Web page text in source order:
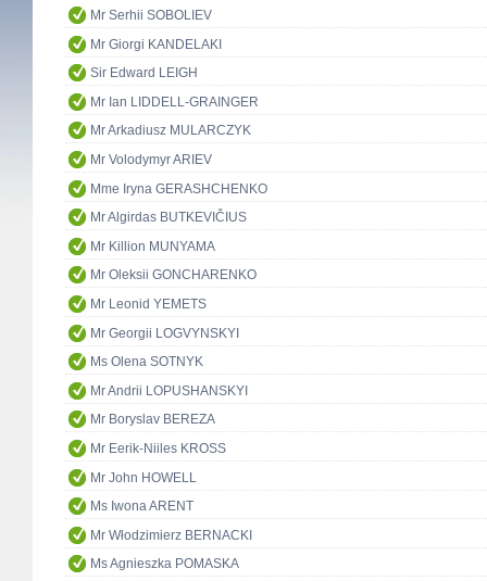
Mr Serhii SOBOLIEV
Mr Giorgi KANDELAKI
Sir Edward LEIGH
Mr Ian LIDDELL-GRAINGER
Mr Arkadiusz MULARCZYK
Mr Volodymyr ARIEV
Mme Iryna GERASHCHENKO
Mr Algirdas BUTKEVIČIUS
Mr Killion MUNYAMA
Mr Oleksii GONCHARENKO
Mr Leonid YEMETS
Mr Georgii LOGVYNSKYI
Ms Olena SOTNYK
Mr Andrii LOPUSHANSKYI
Mr Boryslav BEREZA
Mr Eerik-Niiles KROSS
Mr John HOWELL
Ms Iwona ARENT
Mr Włodzimierz BERNACKI
Ms Agnieszka POMASKA